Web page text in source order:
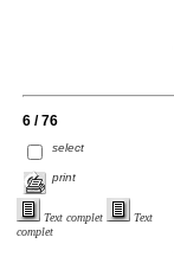
6 / 76
select
print
Text complet
Text
complet